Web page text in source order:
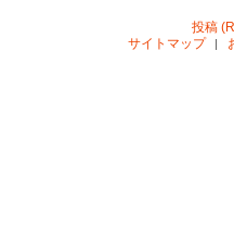
投稿
サイトマップ